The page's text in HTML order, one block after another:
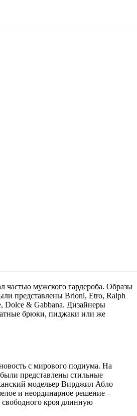
частью мужского гардероба. Образы
представлены Brioni, Etro, Ralph
Dolce & Gabbana. Дизайнеры
брюки, пиджаки или же
с мирового подиума. На
представлены стильные
модельер Вирджил Абло
и неординарное решение –
свободного кроя длинную